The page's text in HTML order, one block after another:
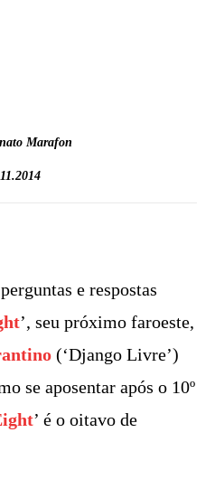
Marafon
e respostas
’, seu próximo faroeste,
(‘Django Livre’)
se aposentar após o 10º
’ é o oitavo de